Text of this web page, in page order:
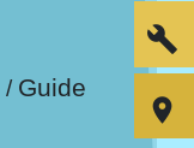
/ Guide
build
room